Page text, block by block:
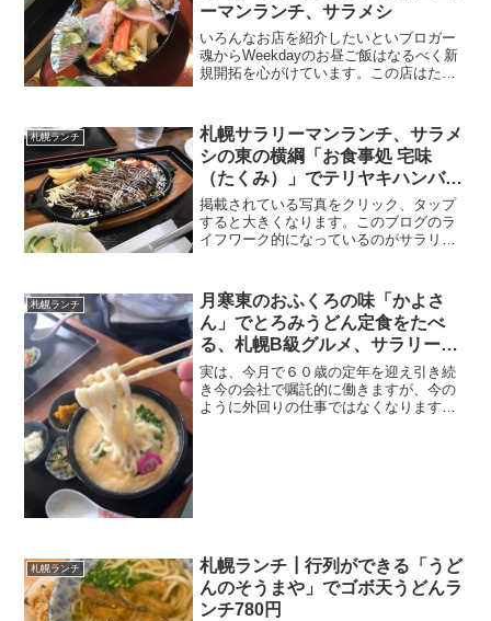
ーマンランチ、サラメシ
いろんなお店を紹介したいといブロガー
魂からWeekdayのお昼ご飯はなるべく新
規開拓を心がけています。この店はたま
だろー？？？と「札幌B級グルメう、札幌
サラリーマ...
札幌ランチ
札幌サラリーマンランチ、サラメ
シの東の横綱「お食事処 宅味
（たくみ）」でテリヤキハンバー
ク
掲載されている写真をクリック、タップ
すると大きくなります。このブログのラ
イフワーク的になっているのがサラリー
トです。お寿司屋さんのランチやお蕎
麦、ラーメンなどと紹介して...
札幌ランチ
月寒東のおふくろの味「かよさ
ん」でとろみうどん定食をたべ
る、札幌B級グルメ、サラリーマ
ンランチ、サラメシ
実は、今月で６０歳の定年を迎え引き続
き今の会社で嘱託的に働きますが、今の
ように外回りの仕事ではなくなります。
札幌ランチ
札幌ランチ┃行列ができる「うど
んのそうまや」でゴボ天うどんラ
ンチ780円